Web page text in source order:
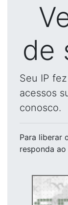
de
Seu IP
acessos
conosco.
Para liberar
responda